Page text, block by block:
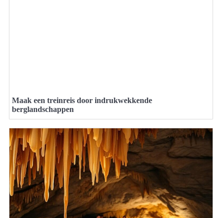
Maak een treinreis door indrukwekkende
berglandschappen